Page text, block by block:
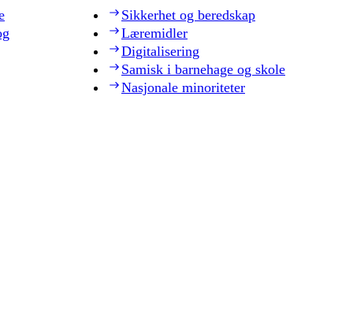
Sikkerhet og beredskap
Læremidler
Digitalisering
Samisk i barnehage og skole
Nasjonale minoriteter